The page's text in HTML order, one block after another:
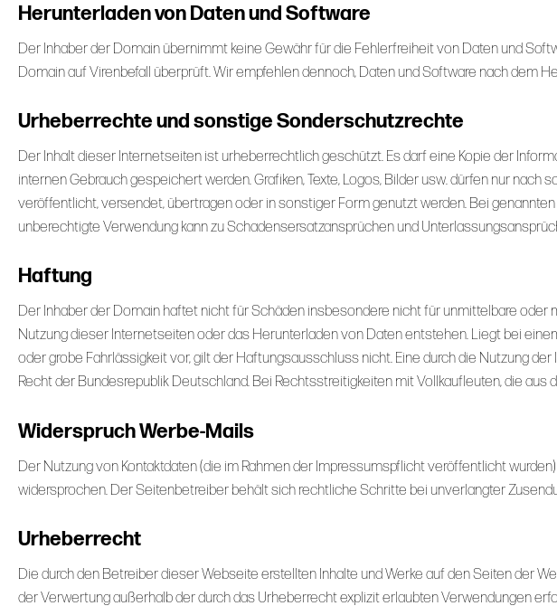
Herunterladen von Daten und Software
Der Inhaber der Domain übernimmt keine Gewähr für die Fehlerfreiheit von Daten und
Domain auf Virenbefall überprüft. Wir empfehlen dennoch, Daten und Software nach dem
Urheberrechte und sonstige Sonderschutzrechte
Der Inhalt dieser Internetseiten ist urheberrechtlich geschützt. Es darf eine Kopie der
internen Gebrauch gespeichert werden. Grafiken, Texte, Logos, Bilder usw. dürfen nur
veröffentlicht, versendet, übertragen oder in sonstiger Form genutzt werden. Bei
unberechtigte Verwendung kann zu Schadensersatzansprüchen und
Haftung
Der Inhaber der Domain haftet nicht für Schäden insbesondere nicht für unmittelbare
Nutzung dieser Internetseiten oder das Herunterladen von Daten entstehen. Liegt bei
oder grobe Fahrlässigkeit vor, gilt der Haftungsausschluss nicht. Eine durch die Nutzung
Recht der Bundesrepublik Deutschland. Bei Rechtsstreitigkeiten mit Vollkaufleuten, die
Widerspruch Werbe-Mails
Der Nutzung von Kontaktdaten (die im Rahmen der Impressumspflicht veröffentlicht
widersprochen. Der Seitenbetreiber behält sich rechtliche Schritte bei unverlangter
Urheberrecht
Die durch den Betreiber dieser Webseite erstellten Inhalte und Werke auf den Seiten der
der Verwertung außerhalb der durch das Urheberrecht explizit erlaubten Verwendungen